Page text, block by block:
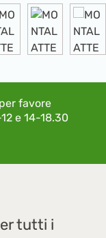
per favore
e 14-18.30
tutti i